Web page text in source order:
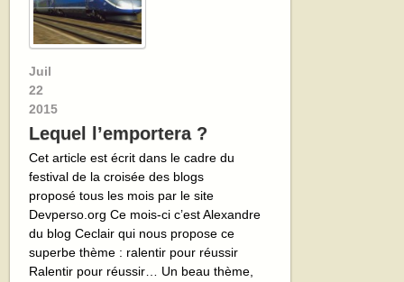
Juil
22
2015
Lequel l’emportera ?
Cet article est écrit dans le cadre du
festival de la croisée des blogs
proposé tous les mois par le site
Devperso.org Ce mois-ci c’est Alexandre
du blog Ceclair qui nous propose ce
superbe thème : ralentir pour réussir
Ralentir pour réussir… Un beau thème,